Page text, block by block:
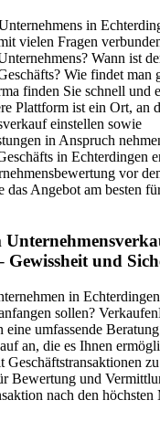
in
vielen Fragen
Wann ist
Wie findet man
finden Sie schnell und
Plattform ist ein Ort, an
einstellen sowie
in Anspruch
in Echterdingen
vor
das Angebot am besten
Gewissheit und
in
sollen?
umfassende
an, die es Ihnen
Geschäftstransaktionen
Bewertung und
nach den höchsten